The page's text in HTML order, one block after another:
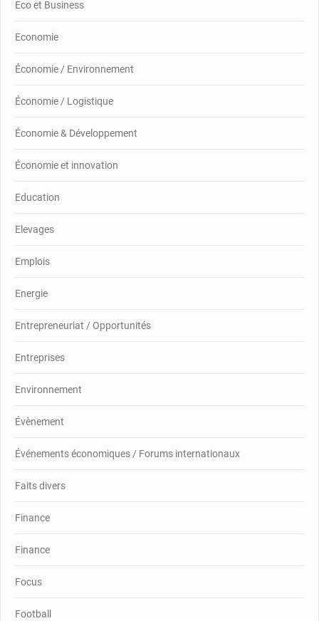
Eco et Business
Economie
Économie / Environnement
Économie / Logistique
Économie & Développement
Économie et innovation
Education
Elevages
Emplois
Energie
Entrepreneuriat / Opportunités
Entreprises
Environnement
Évènement
Événements économiques / Forums internationaux
Faits divers
Finance
Finance
Focus
Football